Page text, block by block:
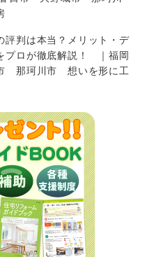
評判は本当？メリット・デ
プロが徹底解説！ ｜福岡
那珂川市 想いを形に工